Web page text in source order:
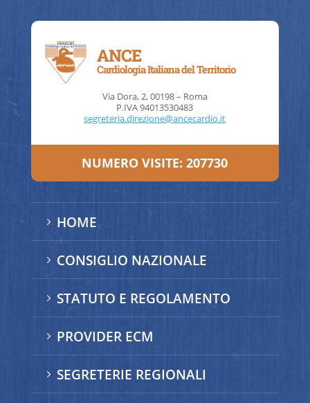
ANCE
Cardiologia Italiana del Territorio
Via Dora, 2, 00198 – Roma
P.IVA 94013530483
segreteria.direzione@ancecardio.it
NUMERO VISITE:207730
5 HOME
5 CONSIGLIO NAZIONALE
5 STATUTO E REGOLAMENTO
5 PROVIDER ECM
5 SEGRETERIE REGIONALI